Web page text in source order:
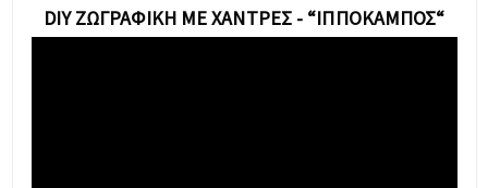
DIY ΖΩΓΡΑΦΙΚΉ ΜΕ ΧΆΝΤΡΕΣ - “ΙΠΠΌΚΑΜΠΟΣ“